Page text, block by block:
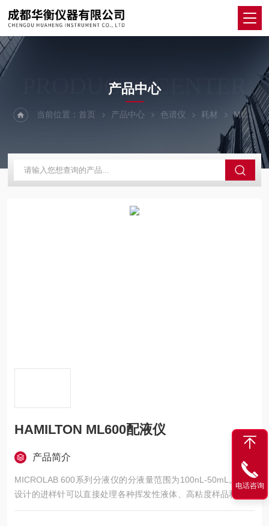
PRODUCTS CENTER
产品中心
当前位置：首页 产品中心 色谱仪 耗材 ML600HAMILTON ML600配液仪
HAMILTON ML600配液仪
产品简介
MICROLAB 600系列分液仪的分液量范围为100nL-50mL。特殊
设计的进样针可以直接处理各种挥发性液体、高粘度样品和高密
度溶液等，液接部分可兼容绝大多数强酸碱以及有机溶剂。适合
电话咨询